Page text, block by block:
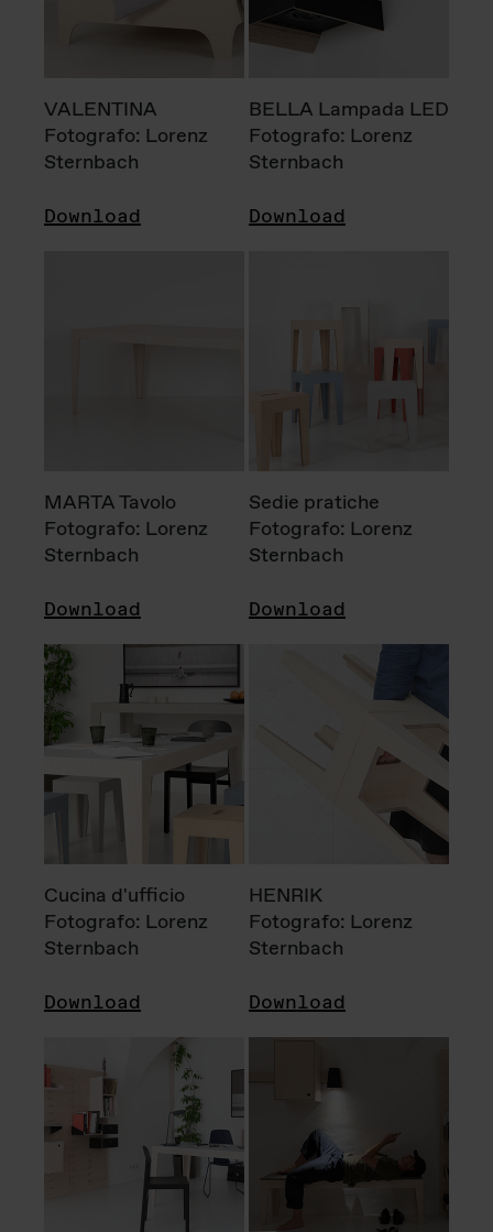
VALENTINA
Fotografo: Lorenz
Sternbach
Download
BELLA Lampada LED
Fotografo: Lorenz
Sternbach
Download
MARTA Tavolo
Fotografo: Lorenz
Sternbach
Download
Sedie pratiche
Fotografo: Lorenz
Sternbach
Download
Cucina d'ufficio
Fotografo: Lorenz
Sternbach
Download
HENRIK
Fotografo: Lorenz
Sternbach
Download